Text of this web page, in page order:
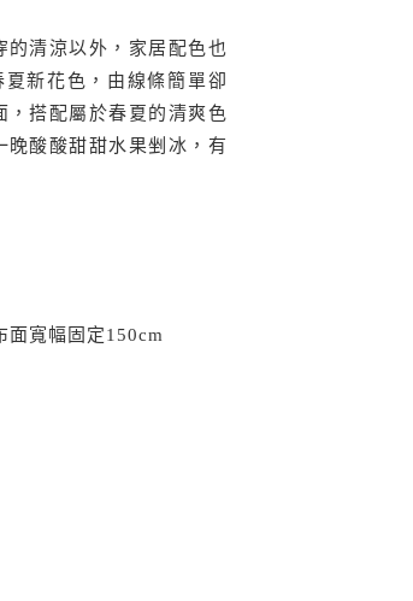
的清涼以外，家居配色也
新花色，由線條簡單卻
，搭配屬於春夏的清爽色
晚酸酸甜甜水果剉冰，有
面寬幅固定150cm